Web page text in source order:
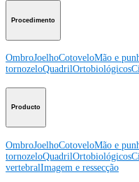
Procedimento
OmbroJoelhoCotoveloMão e
tornozeloQuadrilOrtobiológicos
Producto
OmbroJoelhoCotoveloMão e
tornozeloQuadrilOrtobiológicos
vertebralImagem e ressecção